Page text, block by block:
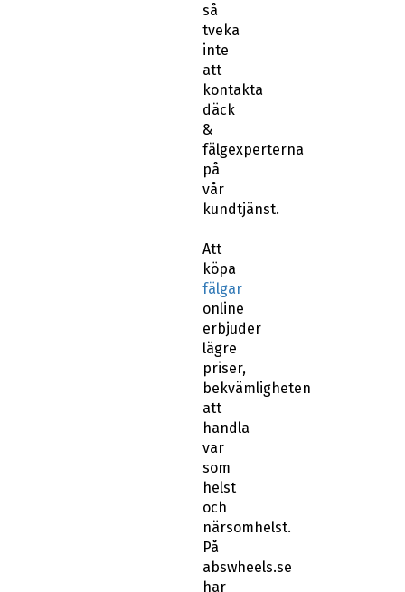
så
tveka
inte
att
kontakta
däck
&
fälgexperterna
på
vår
kundtjänst.
Att
köpa
fälgar
online
erbjuder
lägre
priser,
bekvämligheten
att
handla
var
som
helst
och
närsomhelst.
På
abswheels.se
har